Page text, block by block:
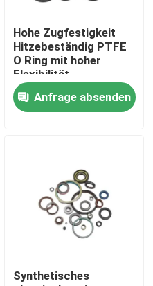
Hohe Zugfestigkeit
Hitzebeständig PTFE
O Ring mit hoher
Flexibilität
Anfrage absenden
Synthetisches